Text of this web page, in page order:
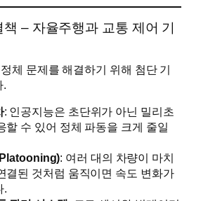
– 자율주행과 교통 제어 기
체 문제를 해결하기 위해 첨단 기
.
: 인공지능은 초단위가 아닌 밀리초
할 수 있어 정체 파동을 크게 줄일
: 여러 대의 차량이 마치
결된 것처럼 움직이면 속도 변화가
.